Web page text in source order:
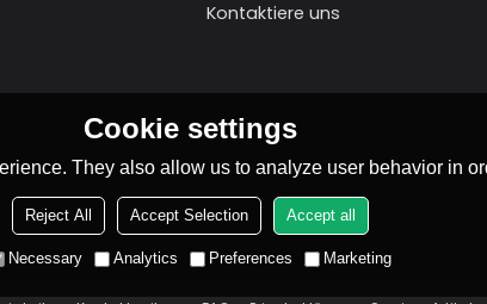
Kontaktiere uns
Cookie settings
They also allow us to analyze user behavior in
Reject All Accept Selection Accept all
Necessary Analytics Preferences Marketing